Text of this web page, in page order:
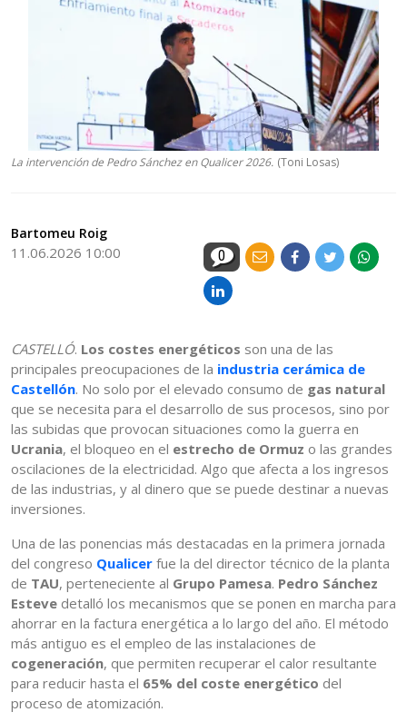
La intervención de Pedro Sánchez en Qualicer 2026. (Toni Losas)
Bartomeu Roig
11.06.2026 10:00 0
CASTELLÓ. Los costes energéticos son una de las
principales preocupaciones de la industria cerámica de
Castellón. No solo por el elevado consumo de gas natural
que se necesita para el desarrollo de sus procesos, sino por
las subidas que provocan situaciones como la guerra en
Ucrania, el bloqueo en el estrecho de Ormuz o las grandes
oscilaciones de la electricidad. Algo que afecta a los ingresos
de las industrias, y al dinero que se puede destinar a nuevas
inversiones.
Una de las ponencias más destacadas en la primera jornada
del congreso Qualicer fue la del director técnico de la planta
de TAU, perteneciente al Grupo Pamesa. Pedro Sánchez
Esteve detalló los mecanismos que se ponen en marcha para
ahorrar en la factura energética a lo largo del año. El método
más antiguo es el empleo de las instalaciones de
cogeneración, que permiten recuperar el calor resultante
para reducir hasta el 65% del coste energético del
proceso de atomización.